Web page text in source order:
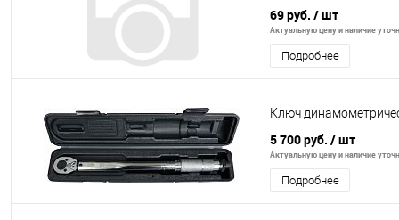
69 руб. / шт
Актуальную цену и наличие
Подробнее
Ключ
5 700 руб. / шт
Актуальную цену и наличие
Подробнее